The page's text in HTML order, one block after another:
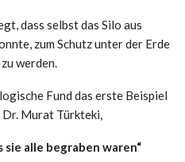
dass selbst das Silo aus
zum Schutz unter der Erde
werden.
Fund das erste Beispiel
Murat Türkteki,
alle begraben waren“